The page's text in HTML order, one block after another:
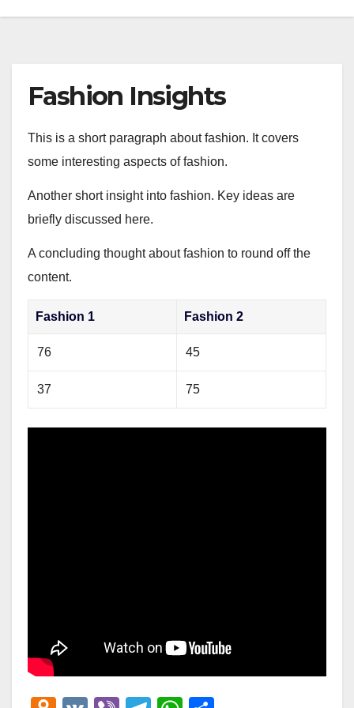
Fashion Insights
This is a short paragraph about fashion. It covers
some interesting aspects of fashion.
Another short insight into fashion. Key ideas are
briefly discussed here.
A concluding thought about fashion to round off the
content.
Fashion 1 Fashion 2
76 45
37 75